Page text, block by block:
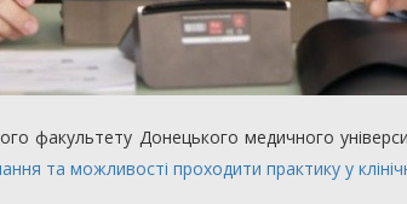
факультету Донецького медичного
та можливості проходити практику у